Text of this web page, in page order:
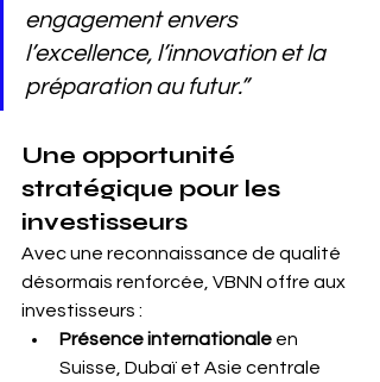
engagement envers
l’excellence, l’innovation et la
préparation au futur.”
Une opportunité
stratégique pour les
investisseurs
Avec une reconnaissance de qualité
désormais renforcée, VBNN offre aux
investisseurs :
Présence internationale en
Suisse, Dubaï et Asie centrale